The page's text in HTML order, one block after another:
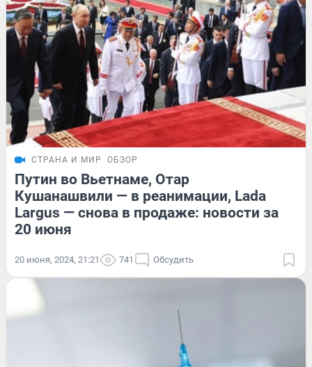
СТРАНА И МИР ОБЗОР
Путин во Вьетнаме, Отар
Кушанашвили — в реанимации, Lada
Largus — снова в продаже: новости за
20 июня
20 июня, 2024, 21:21 741 Обсудить